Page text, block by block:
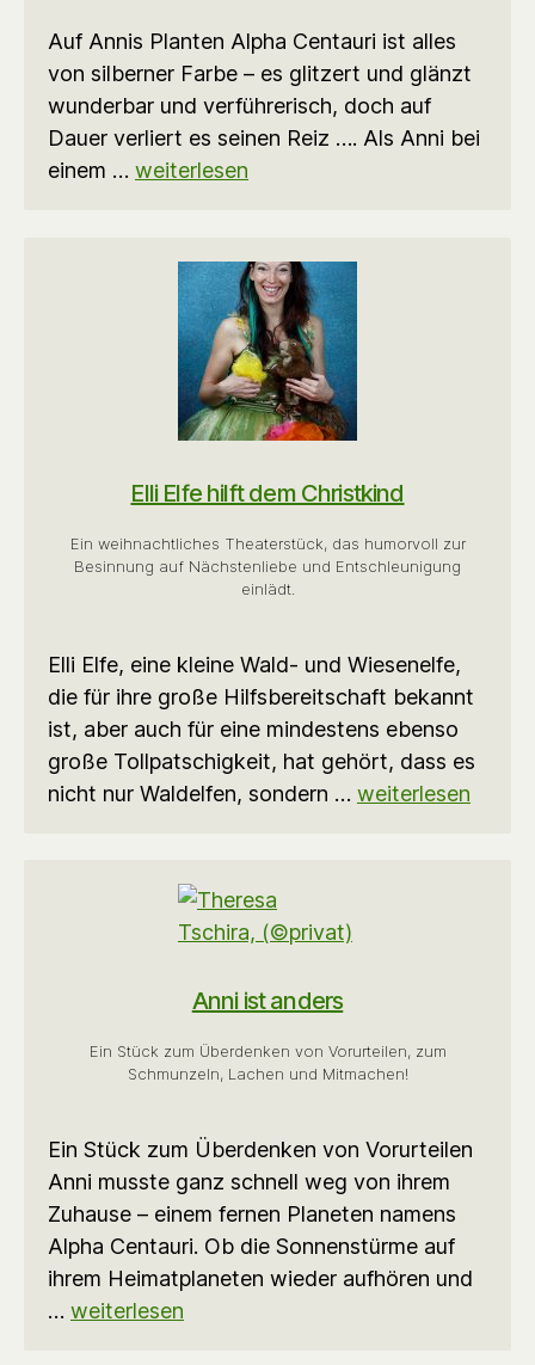
Auf Annis Planten Alpha Centauri ist alles
von silberner Farbe – es glitzert und glänzt
wunderbar und verführerisch, doch auf
Dauer verliert es seinen Reiz …. Als Anni bei
einem … weiterlesen
Elli Elfe hilft dem Christkind
Ein weihnachtliches Theaterstück, das humorvoll zur
Besinnung auf Nächstenliebe und Entschleunigung
einlädt.
Elli Elfe, eine kleine Wald- und Wiesenelfe,
die für ihre große Hilfsbereitschaft bekannt
ist, aber auch für eine mindestens ebenso
große Tollpatschigkeit, hat gehört, dass es
nicht nur Waldelfen, sondern … weiterlesen
Anni ist anders
Ein Stück zum Überdenken von Vorurteilen, zum
Schmunzeln, Lachen und Mitmachen!
Ein Stück zum Überdenken von Vorurteilen
Anni musste ganz schnell weg von ihrem
Zuhause – einem fernen Planeten namens
Alpha Centauri. Ob die Sonnenstürme auf
ihrem Heimatplaneten wieder aufhören und
… weiterlesen